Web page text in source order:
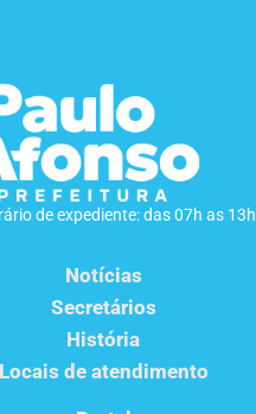
de expediente: das 07h as 13h
Notícias
Secretários
História
Locais de atendimento